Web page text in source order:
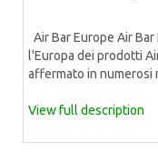
Air Bar Europe Air
l'Europa dei prodotti
affermato in numerosi
View full description